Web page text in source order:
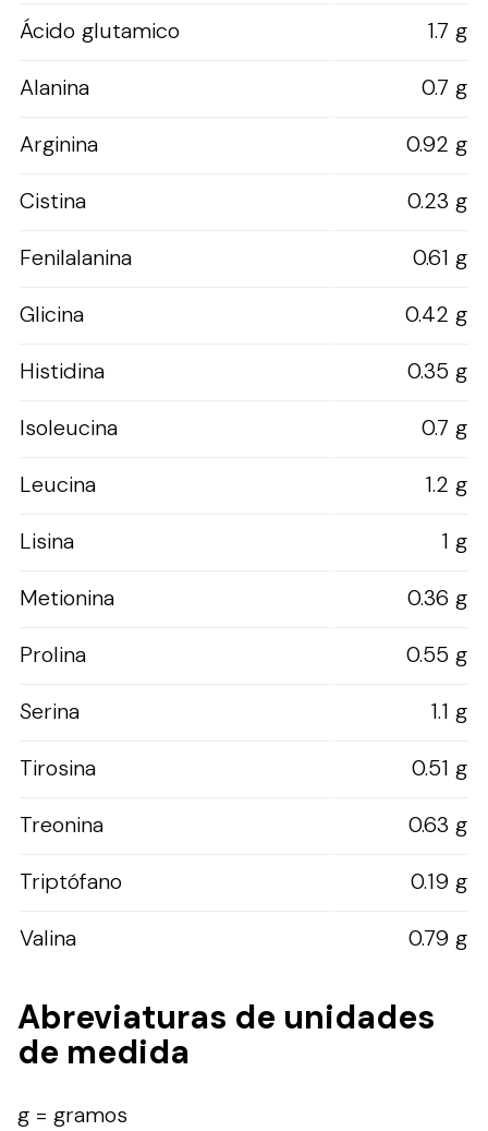
Ácido glutamico
1.7 g
Alanina
0.7 g
Arginina
0.92 g
Cistina
0.23 g
Fenilalanina
0.61 g
Glicina
0.42 g
Histidina
0.35 g
Isoleucina
0.7 g
Leucina
1.2 g
Lisina
1 g
Metionina
0.36 g
Prolina
0.55 g
Serina
1.1 g
Tirosina
0.51 g
Treonina
0.63 g
Triptófano
0.19 g
Valina
0.79 g
Abreviaturas de unidades
de medida
g = gramos